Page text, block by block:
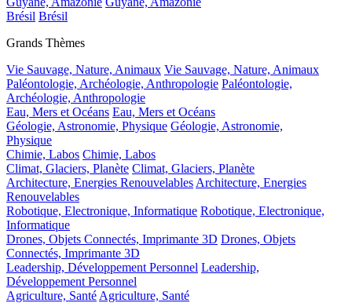
Brésil Brésil
Grands Thèmes
Vie Sauvage, Nature, Animaux Vie Sauvage, Nature, Animaux
Paléontologie, Archéologie, Anthropologie Paléontologie,
Archéologie, Anthropologie
Eau, Mers et Océans Eau, Mers et Océans
Géologie, Astronomie, Physique Géologie, Astronomie,
Physique
Chimie, Labos Chimie, Labos
Climat, Glaciers, Planète Climat, Glaciers, Planète
Architecture, Energies Renouvelables Architecture, Energies
Renouvelables
Robotique, Electronique, Informatique Robotique, Electronique,
Informatique
Drones, Objets Connectés, Imprimante 3D Drones, Objets
Connectés, Imprimante 3D
Leadership, Développement Personnel Leadership,
Développement Personnel
Agriculture, Santé Agriculture, Santé